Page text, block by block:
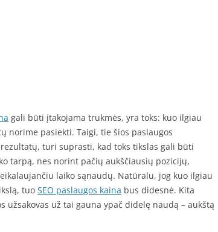
gali būti įtakojama trukmės, yra toks: kuo ilgiau
norime pasiekti. Taigi, tie šios paslaugos
turi suprasti, kad toks tikslas gali būti
tarpą, nes norint pačių aukščiausių pozicijų,
laiko sąnaudų. Natūralu, jog kuo ilgiau
tuo SEO paslaugos kaina bus didesnė. Kita
užsakovas už tai gauna ypač didelę naudą – aukštą